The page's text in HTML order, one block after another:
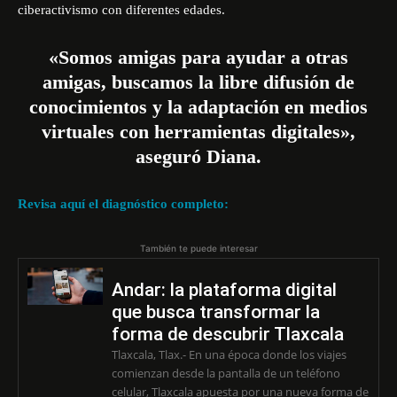
ciberactivismo con diferentes edades.
«Somos amigas para ayudar a otras
amigas, buscamos la libre difusión de
conocimientos y la adaptación en medios
virtuales con herramientas digitales»,
aseguró Diana.
Revisa aquí el diagnóstico completo:
También te puede interesar
Andar: la plataforma digital
que busca transformar la
forma de descubrir Tlaxcala
Tlaxcala, Tlax.- En una época donde los viajes
comienzan desde la pantalla de un teléfono
celular, Tlaxcala apuesta por una nueva forma de